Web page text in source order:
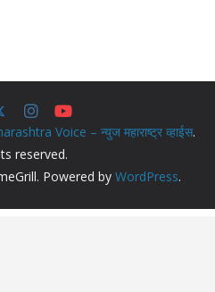
Voice – न्युज महाराष्ट्र व्हाईस.
reserved.
Powered by WordPress.